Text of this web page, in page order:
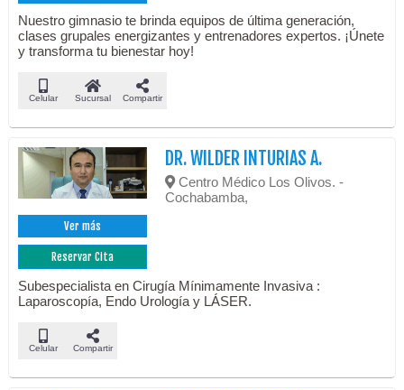
Nuestro gimnasio te brinda equipos de última generación,
clases grupales energizantes y entrenadores expertos. ¡Únete
y transforma tu bienestar hoy!
Celular Sucursal Compartir
Ver más
Reservar Cita
DR. WILDER INTURIAS A.
Centro Médico Los Olivos. -
Cochabamba,
Subespecialista en Cirugía Mínimamente Invasiva :
Laparoscopía, Endo Urología y LÁSER.
Celular Compartir